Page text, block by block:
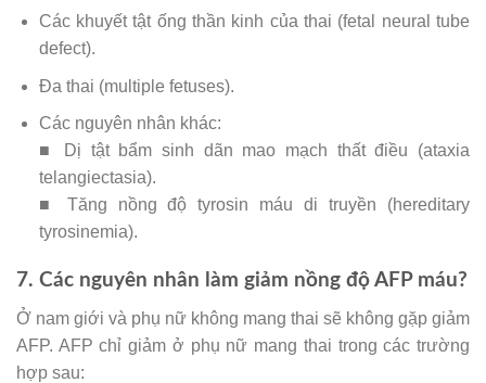
Các khuyết tật ống thần kinh của thai (fetal neural tube
defect).
Đa thai (multiple fetuses).
Các nguyên nhân khác:
■ Dị tật bẩm sinh dãn mao mạch thất điều (ataxia
telangiectasia).
■ Tăng nồng độ tyrosin máu di truyền (hereditary
tyrosinemia).
7. Các nguyên nhân làm giảm nồng độ AFP máu?
Ở nam giới và phụ nữ không mang thai sẽ không gặp giảm
AFP. AFP chỉ giảm ở phụ nữ mang thai trong các trường
hợp sau: